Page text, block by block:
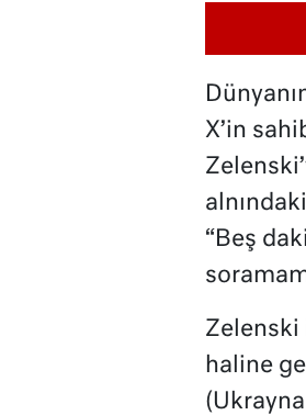
X’in
“Beş
Zelenski
haline